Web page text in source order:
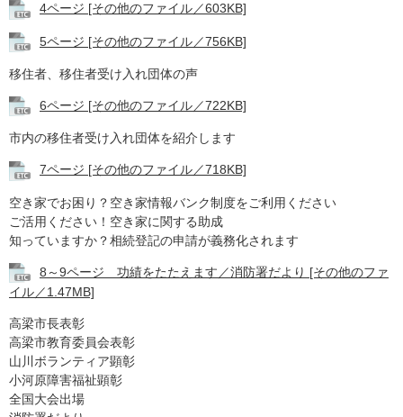
4ページ [その他のファイル／603KB]
5ページ [その他のファイル／756KB]
移住者、移住者受け入れ団体の声
6ページ [その他のファイル／722KB]
市内の移住者受け入れ団体を紹介します
7ページ [その他のファイル／718KB]
空き家でお困り？空き家情報バンク制度をご利用ください
ご活用ください！空き家に関する助成
知っていますか？相続登記の申請が義務化されます
8～9ページ 功績をたたえます／消防署だより [その他のファ
イル／1.47MB]
高梁市長表彰
​高梁市教育委員会表彰
山川ボランティア顕彰
小河原障害福祉顕彰
全国大会出場